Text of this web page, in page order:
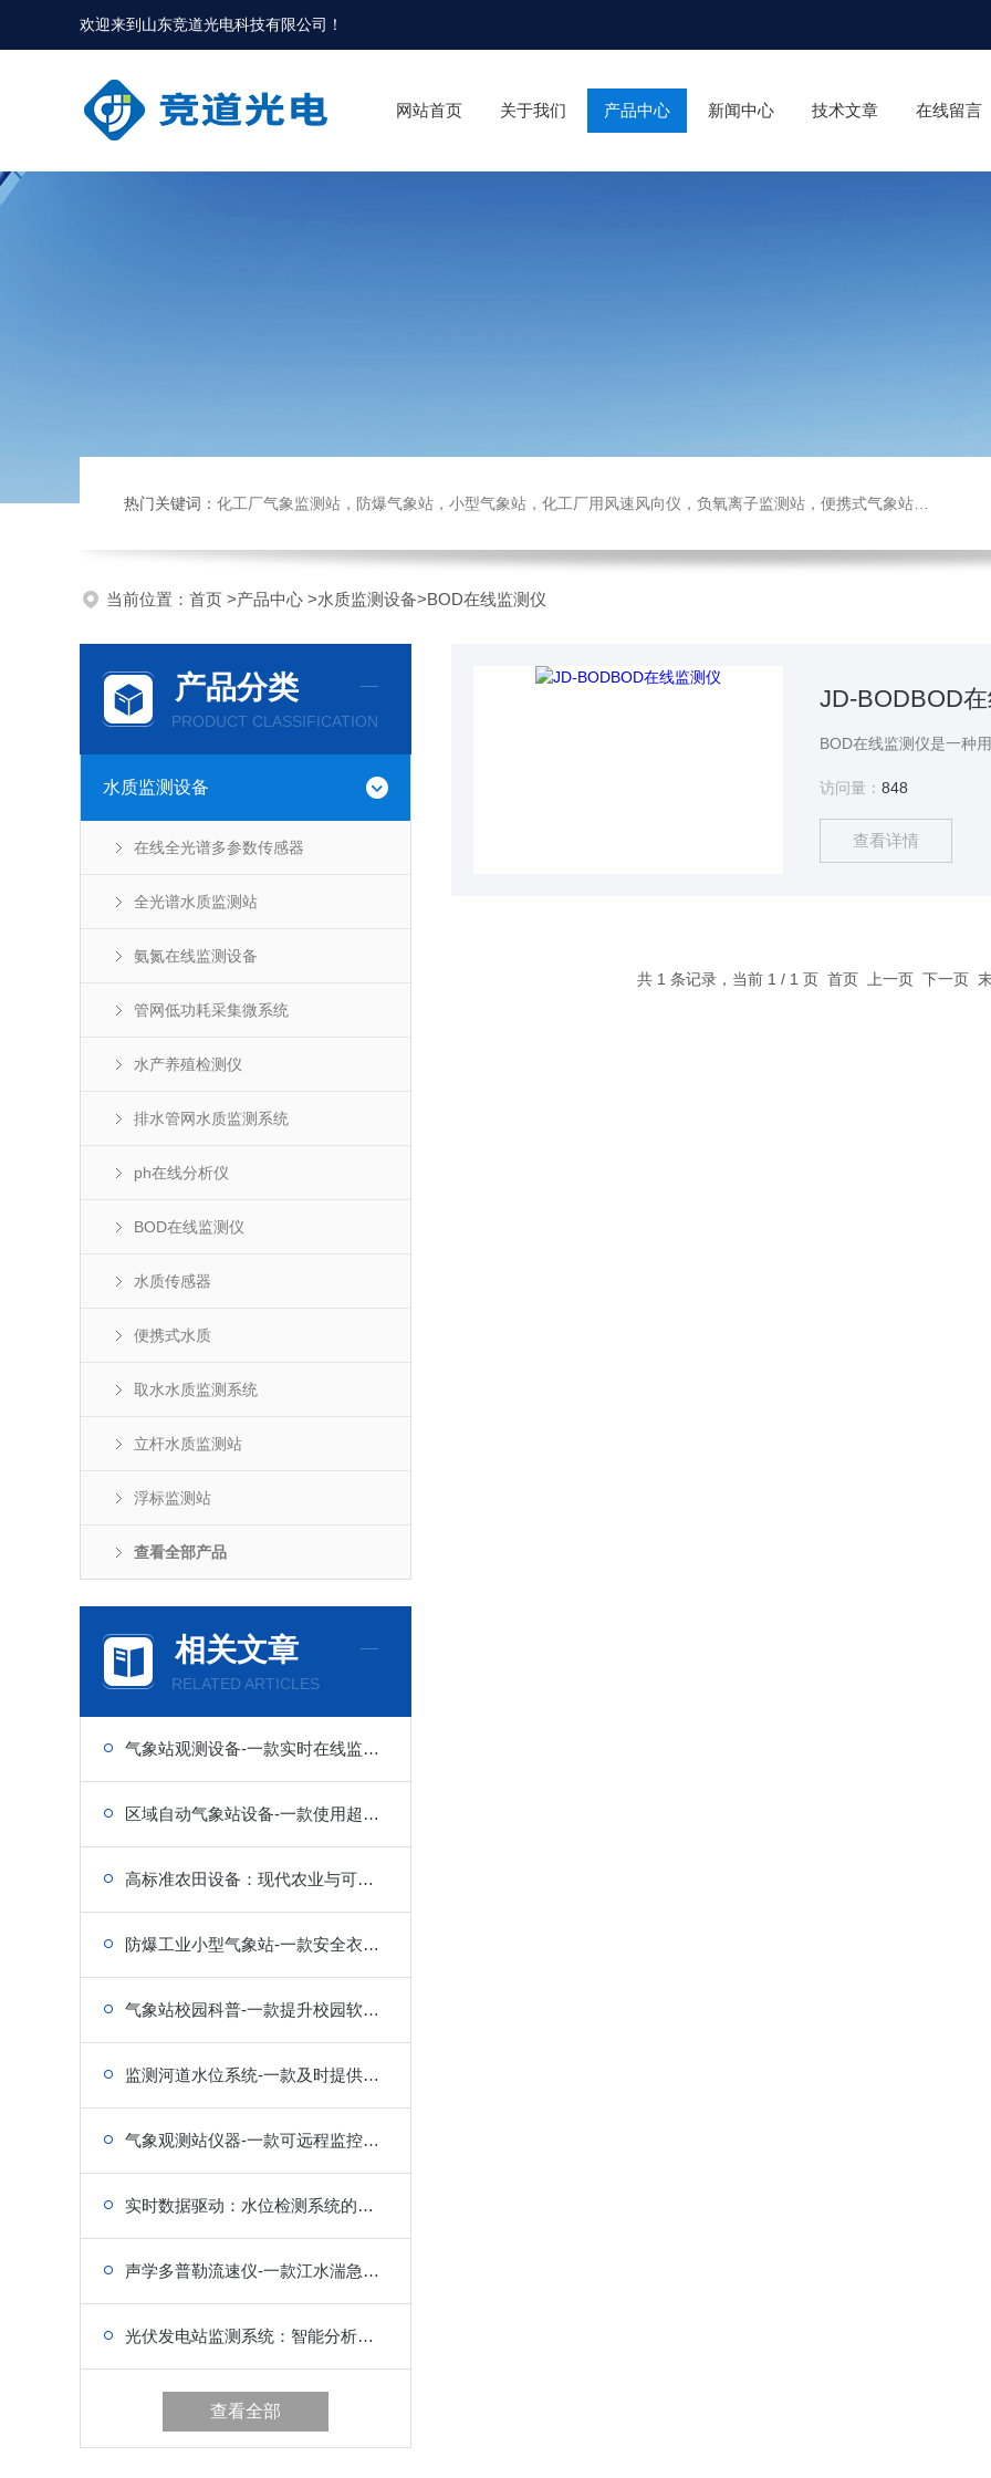
欢迎来到 山东竞道光电科技有限公司 ！
网站首页 关于我们 产品中心 新闻中心 技术文章 在线留言
热门关键词： 化工厂气象监测站，防爆气象站，小型气象站，化工厂用风速风向仪，负氧离子监测站，便携式气象站，水位监测站
当前位置： 首页 >产品中心 >水质监测设备>BOD在线监测仪
产品分类
PRODUCT CLASSIFICATION
水质监测设备
在线全光谱多参数传感器
全光谱水质监测站
氨氮在线监测设备
管网低功耗采集微系统
水产养殖检测仪
排水管网水质监测系统
ph在线分析仪
BOD在线监测仪
水质传感器
便携式水质
取水水质监测系统
立杆水质监测站
浮标监测站
查看全部产品
相关文章
RELATED ARTICLES
气象站观测设备-一款实时在线监测气象观测设备的仪器
区域自动气象站设备-一款使用超方便的气象设备
高标准农田设备：现代农业与可持续发展的技术引擎
防爆工业小型气象站-一款安全衣一件，平安万事顺的防爆气象站
气象站校园科普-一款提升校园软实力的学校气象站设备
监测河道水位系统-一款及时提供水位信息的水文监测站
气象观测站仪器-一款可远程监控的气象设备
实时数据驱动：水位检测系统的工作原理解析
声学多普勒流速仪-一款江水湍急，速度飞奔的流速仪
光伏发电站监测系统：智能分析，推动光伏产业高质量发展
查看全部
JD-BODBOD
访问量：848
查看详情
共 1 条记录，当前 1 / 1 页 首页 上一页 下一页